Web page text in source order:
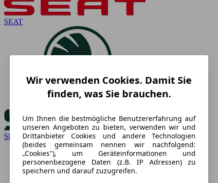
SEAT
Skoda
Wir verwenden Cookies. Damit Sie
finden, was Sie brauchen.
Um Ihnen die bestmögliche Benutzererfahrung auf
unseren Angeboten zu bieten, verwenden wir und
Drittanbieter Cookies und andere Technologien
(beides gemeinsam nennen wir nachfolgend:
„Cookies"), um Geräteinformationen und
personenbezogene Daten (z.B. IP Adressen) zu
speichern und darauf zuzugreifen.